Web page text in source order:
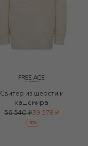
Свитер из шерсти и
кашемира
56 540 ₽39 578 ₽
-30%